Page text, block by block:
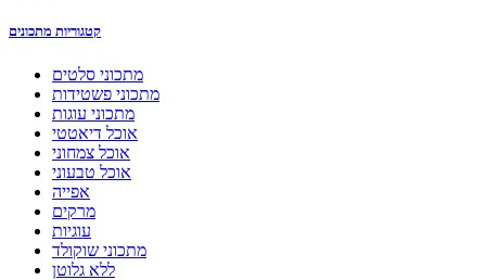
קטגוריות מתכונים
מתכוני סלטים
מתכוני פשטידות
מתכוני עוגות
אוכל דיאטטי
אוכל צמחוני
אוכל טבעוני
אפייה
מרקים
עוגיות
מתכוני שוקולד
ללא גלוטן